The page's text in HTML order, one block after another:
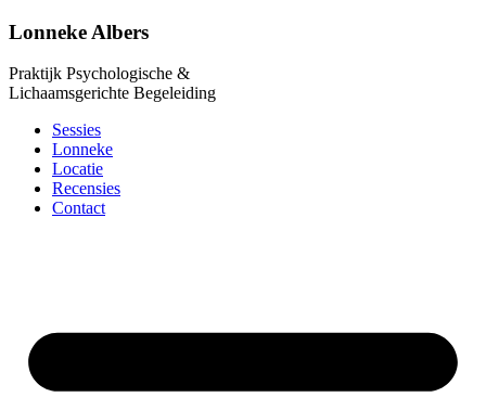
Lonneke Albers
Praktijk Psychologische &
Lichaamsgerichte Begeleiding
Sessies
Lonneke
Locatie
Recensies
Contact